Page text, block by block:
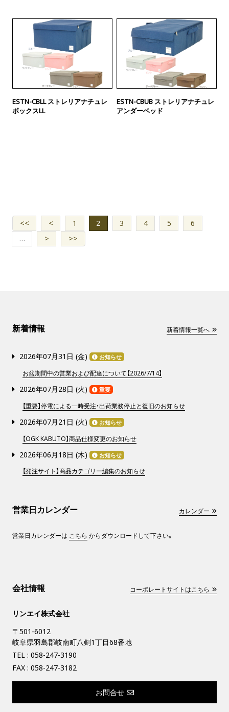
ESTN-CBLL ストレリアナチュレ
ボックスLL
ESTN-CBUB ストレリアナチュレ
アンダーベッド
<< < 1 2 3 4 5
6
…
> >>
新着情報 新着情報一覧へ
2026年07月31日 (金) お知らせ
お盆期間中の営業および配達について【2026/7/14】
2026年07月28日 (火) 重要
【重要】停電による一時受注・出荷業務停止と復旧のお知らせ
2026年07月21日 (火) お知らせ
【OGK KABUTO】商品仕様変更のお知らせ
2026年06月18日 (木) お知らせ
【発注サイト】商品カテゴリー編集のお知らせ
営業日カレンダー カレンダー
営業日カレンダーは こちら からダウンロードして下さい。
会社情報 コーポレートサイトはこちら
リンエイ株式会社
〒501-6012
岐阜県羽島郡岐南町八剣1丁目68番地
TEL : 058-247-3190
FAX : 058-247-3182
お問合せ